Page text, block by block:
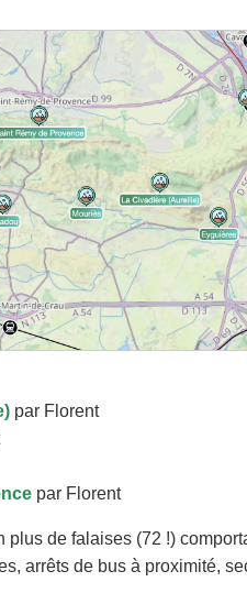
par Florent
par Florent
plus de falaises (72 !)
arrêts de bus à proximité,